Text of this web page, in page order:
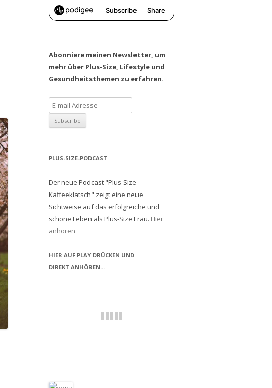
Abonniere meinen Newsletter, um
mehr über Plus-Size, Lifestyle und
Gesundheitsthemen zu erfahren.
PLUS-SIZE-PODCAST
Der neue Podcast "Plus-Size
Kaffeeklatsch" zeigt eine neue
Sichtweise auf das erfolgreiche und
schöne Leben als Plus-Size Frau. Hier
anhören
HIER AUF PLAY DRÜCKEN UND
DIREKT ANHÖREN...